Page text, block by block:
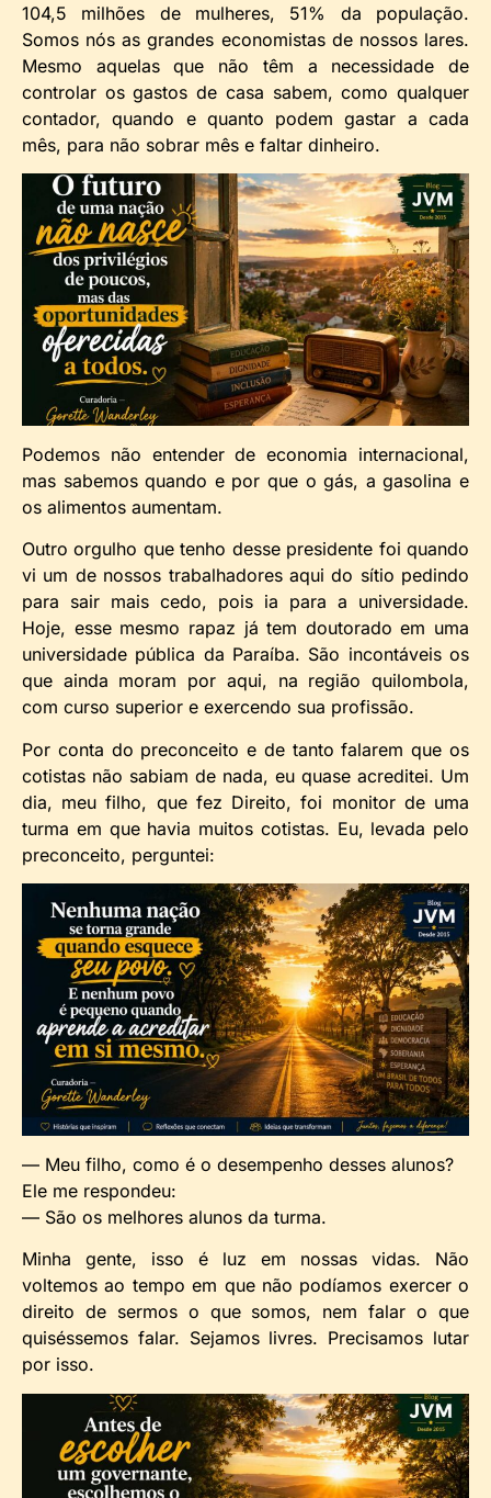
104,5 milhões de mulheres, 51% da população.
Somos nós as grandes economistas de nossos lares.
Mesmo aquelas que não têm a necessidade de
controlar os gastos de casa sabem, como qualquer
contador, quando e quanto podem gastar a cada
mês, para não sobrar mês e faltar dinheiro.
Podemos não entender de economia internacional,
mas sabemos quando e por que o gás, a gasolina e
os alimentos aumentam.
Outro orgulho que tenho desse presidente foi quando
vi um de nossos trabalhadores aqui do sítio pedindo
para sair mais cedo, pois ia para a universidade.
Hoje, esse mesmo rapaz já tem doutorado em uma
universidade pública da Paraíba. São incontáveis os
que ainda moram por aqui, na região quilombola,
com curso superior e exercendo sua profissão.
Por conta do preconceito e de tanto falarem que os
cotistas não sabiam de nada, eu quase acreditei. Um
dia, meu filho, que fez Direito, foi monitor de uma
turma em que havia muitos cotistas. Eu, levada pelo
preconceito, perguntei:
— Meu filho, como é o desempenho desses alunos?
Ele me respondeu:
— São os melhores alunos da turma.
Minha gente, isso é luz em nossas vidas. Não
voltemos ao tempo em que não podíamos exercer o
direito de sermos o que somos, nem falar o que
quiséssemos falar. Sejamos livres. Precisamos lutar
por isso.